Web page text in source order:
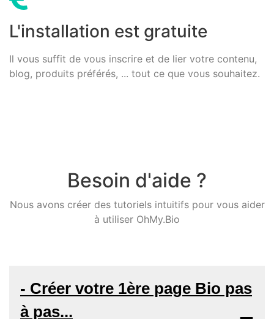
L'installation est gratuite
Il vous suffit de vous inscrire et de lier votre contenu,
blog, produits préférés, ... tout ce que vous souhaitez.
Besoin d'aide ?
Nous avons créer des tutoriels intuitifs pour vous aider
à utiliser OhMy.Bio
- Créer votre 1ère page Bio pas
à pas...